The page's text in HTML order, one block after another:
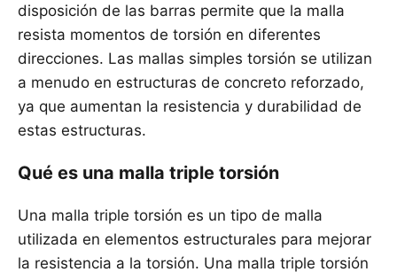
disposición de las barras permite que la malla
resista momentos de torsión en diferentes
direcciones. Las mallas simples torsión se utilizan
a menudo en estructuras de concreto reforzado,
ya que aumentan la resistencia y durabilidad de
estas estructuras.
Qué es una malla triple torsión
Una malla triple torsión es un tipo de malla
utilizada en elementos estructurales para mejorar
la resistencia a la torsión. Una malla triple torsión